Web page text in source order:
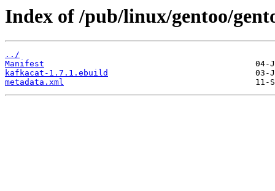
Index of /pub/linux/gentoo/
../
Manifest
kafkacat-1.7.1.ebuild
metadata.xml